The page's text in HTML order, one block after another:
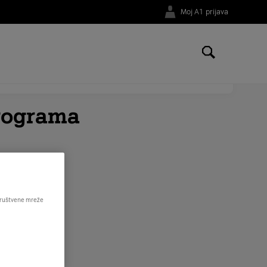
Moj A1 prijava
mreže